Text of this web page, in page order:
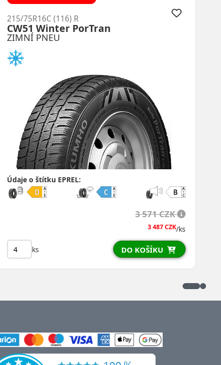
ZIMNÍ PNEU
CW51 Winter PorTran
215/75R16C (116) R
Údaje o štítku EPREL:
3 571 CZK
3 487 CZK/ks
ks DO KOŠÍKU